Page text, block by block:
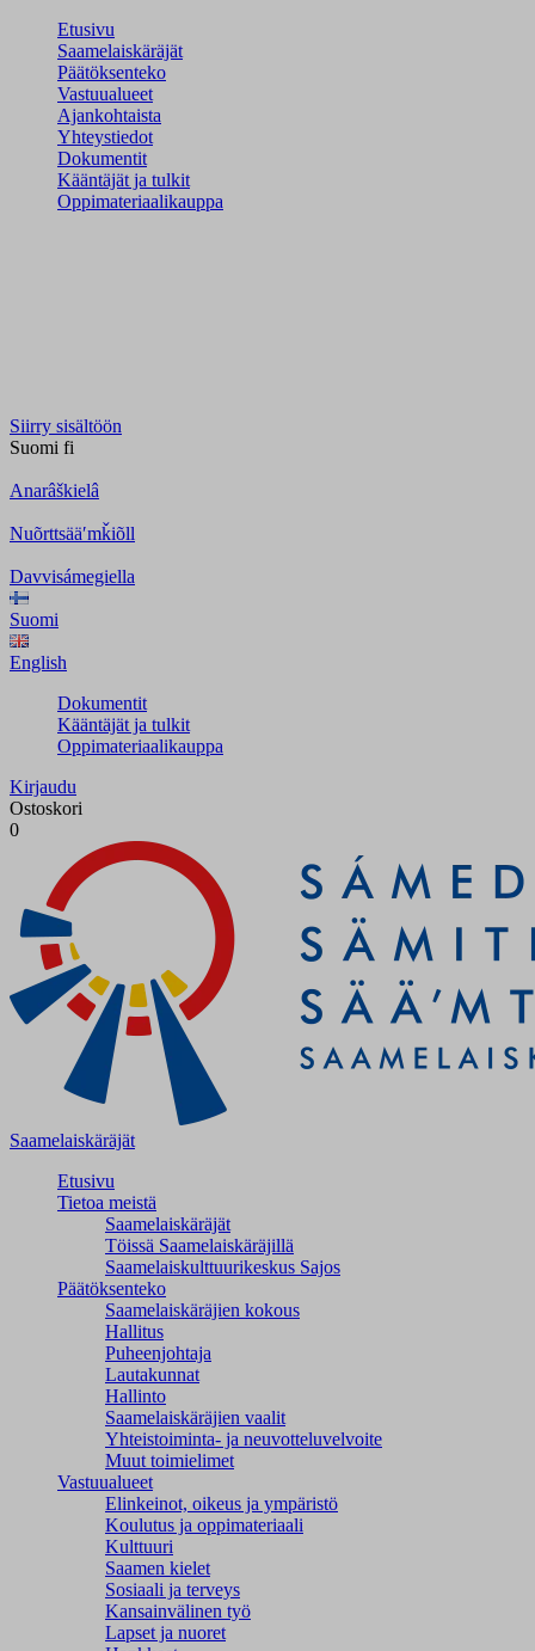
Etusivu
Saamelaiskäräjät
Päätöksenteko
Vastuualueet
Ajankohtaista
Yhteystiedot
Dokumentit
Kääntäjät ja tulkit
Oppimateriaalikauppa
Siirry sisältöön
Suomi fi
Anarâškielâ
Nuõrttsääʹmǩiõll
Davvisámegiella
Suomi
English
Dokumentit
Kääntäjät ja tulkit
Oppimateriaalikauppa
Kirjaudu
Ostoskori
0
Saamelaiskäräjät
Etusivu
Tietoa meistä
Saamelaiskäräjät
Töissä Saamelaiskäräjillä
Saamelaiskulttuuri­keskus Sajos
Päätöksenteko
Saamelaiskäräjien kokous
Hallitus
Puheenjohtaja
Lautakunnat
Hallinto
Saamelaiskäräjien vaalit
Yhteistoiminta- ja neuvotteluvelvoite
Muut toimielimet
Vastuualueet
Elinkeinot, oikeus ja ympäristö
Koulutus ja oppimateriaali
Kulttuuri
Saamen kielet
Sosiaali ja terveys
Kansainvälinen työ
Lapset ja nuoret